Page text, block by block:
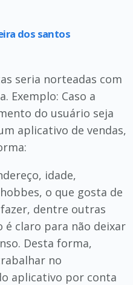
dos santos
seria norteadas com
Exemplo: Caso a
do usuário seja
aplicativo de vendas,
idade,
o que gosta de
dentre outras
é claro para não deixar
Desta forma,
no
aplicativo por conta